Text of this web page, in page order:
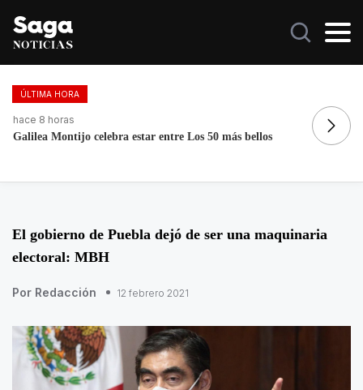
ÚLTIMA HORA
Dos heridos tras tiroteo a plena tarde en Nueva York
El gobierno de Puebla dejó de ser una maquinaria
electoral: MBH
Por Redacción 12 febrero 2021